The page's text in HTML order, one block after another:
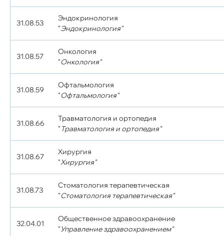
31.08.53
Эндокринология
"Эндокринология"
31.08.57
Онкология
"Онкология"
31.08.59
Офтальмология
"Офтальмология"
31.08.66
Травматология и ортопедия
"Травматология и ортопедия"
31.08.67
Хирургия
"Хирургия"
31.08.73
Стоматология терапевтическая
"Стоматология терапевтическая"
32.04.01
Общественное здравоохранение
"Управление здравоохранением"